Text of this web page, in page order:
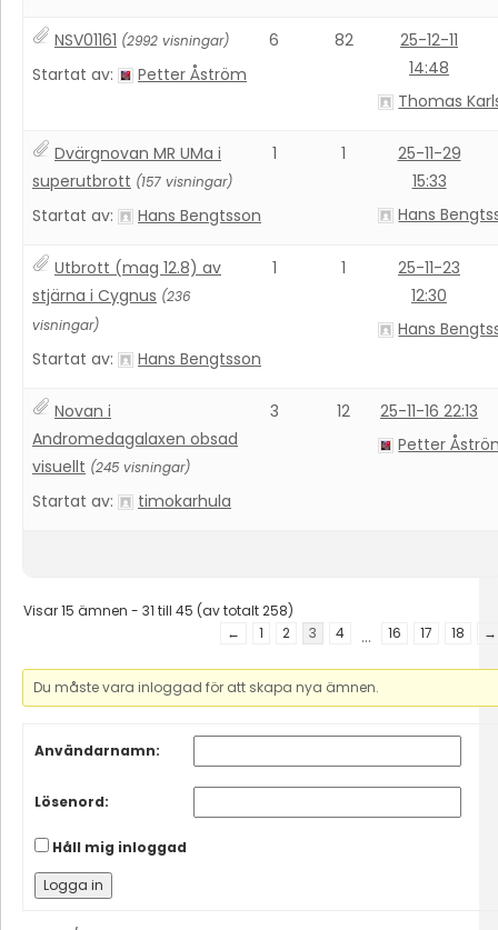
NSV01161 (2992 visningar)
Startat av: Petter Åström
6 82
25-12-11
14:48
Thomas
Dvärgnovan MR UMa i
superutbrott (157 visningar)
Startat av: Hans Bengtsson
1 1
25-11-29
15:33
Hans
Utbrott (mag 12.8) av
stjärna i Cygnus (236
visningar)
Startat av: Hans Bengtsson
1 1
25-11-23
12:30
Hans
Novan i
Andromedagalaxen obsad
visuellt (245 visningar)
Startat av: timokarhula
3 12
25-11-16 22:13
Petter
Visar 15 ämnen - 31 till 45 (av totalt 258)
←
1 2 3 4 … 16 17 18 →
Du måste vara inloggad för att skapa nya ämnen.
Användarnamn:
Lösenord:
Håll mig inloggad
Logga in